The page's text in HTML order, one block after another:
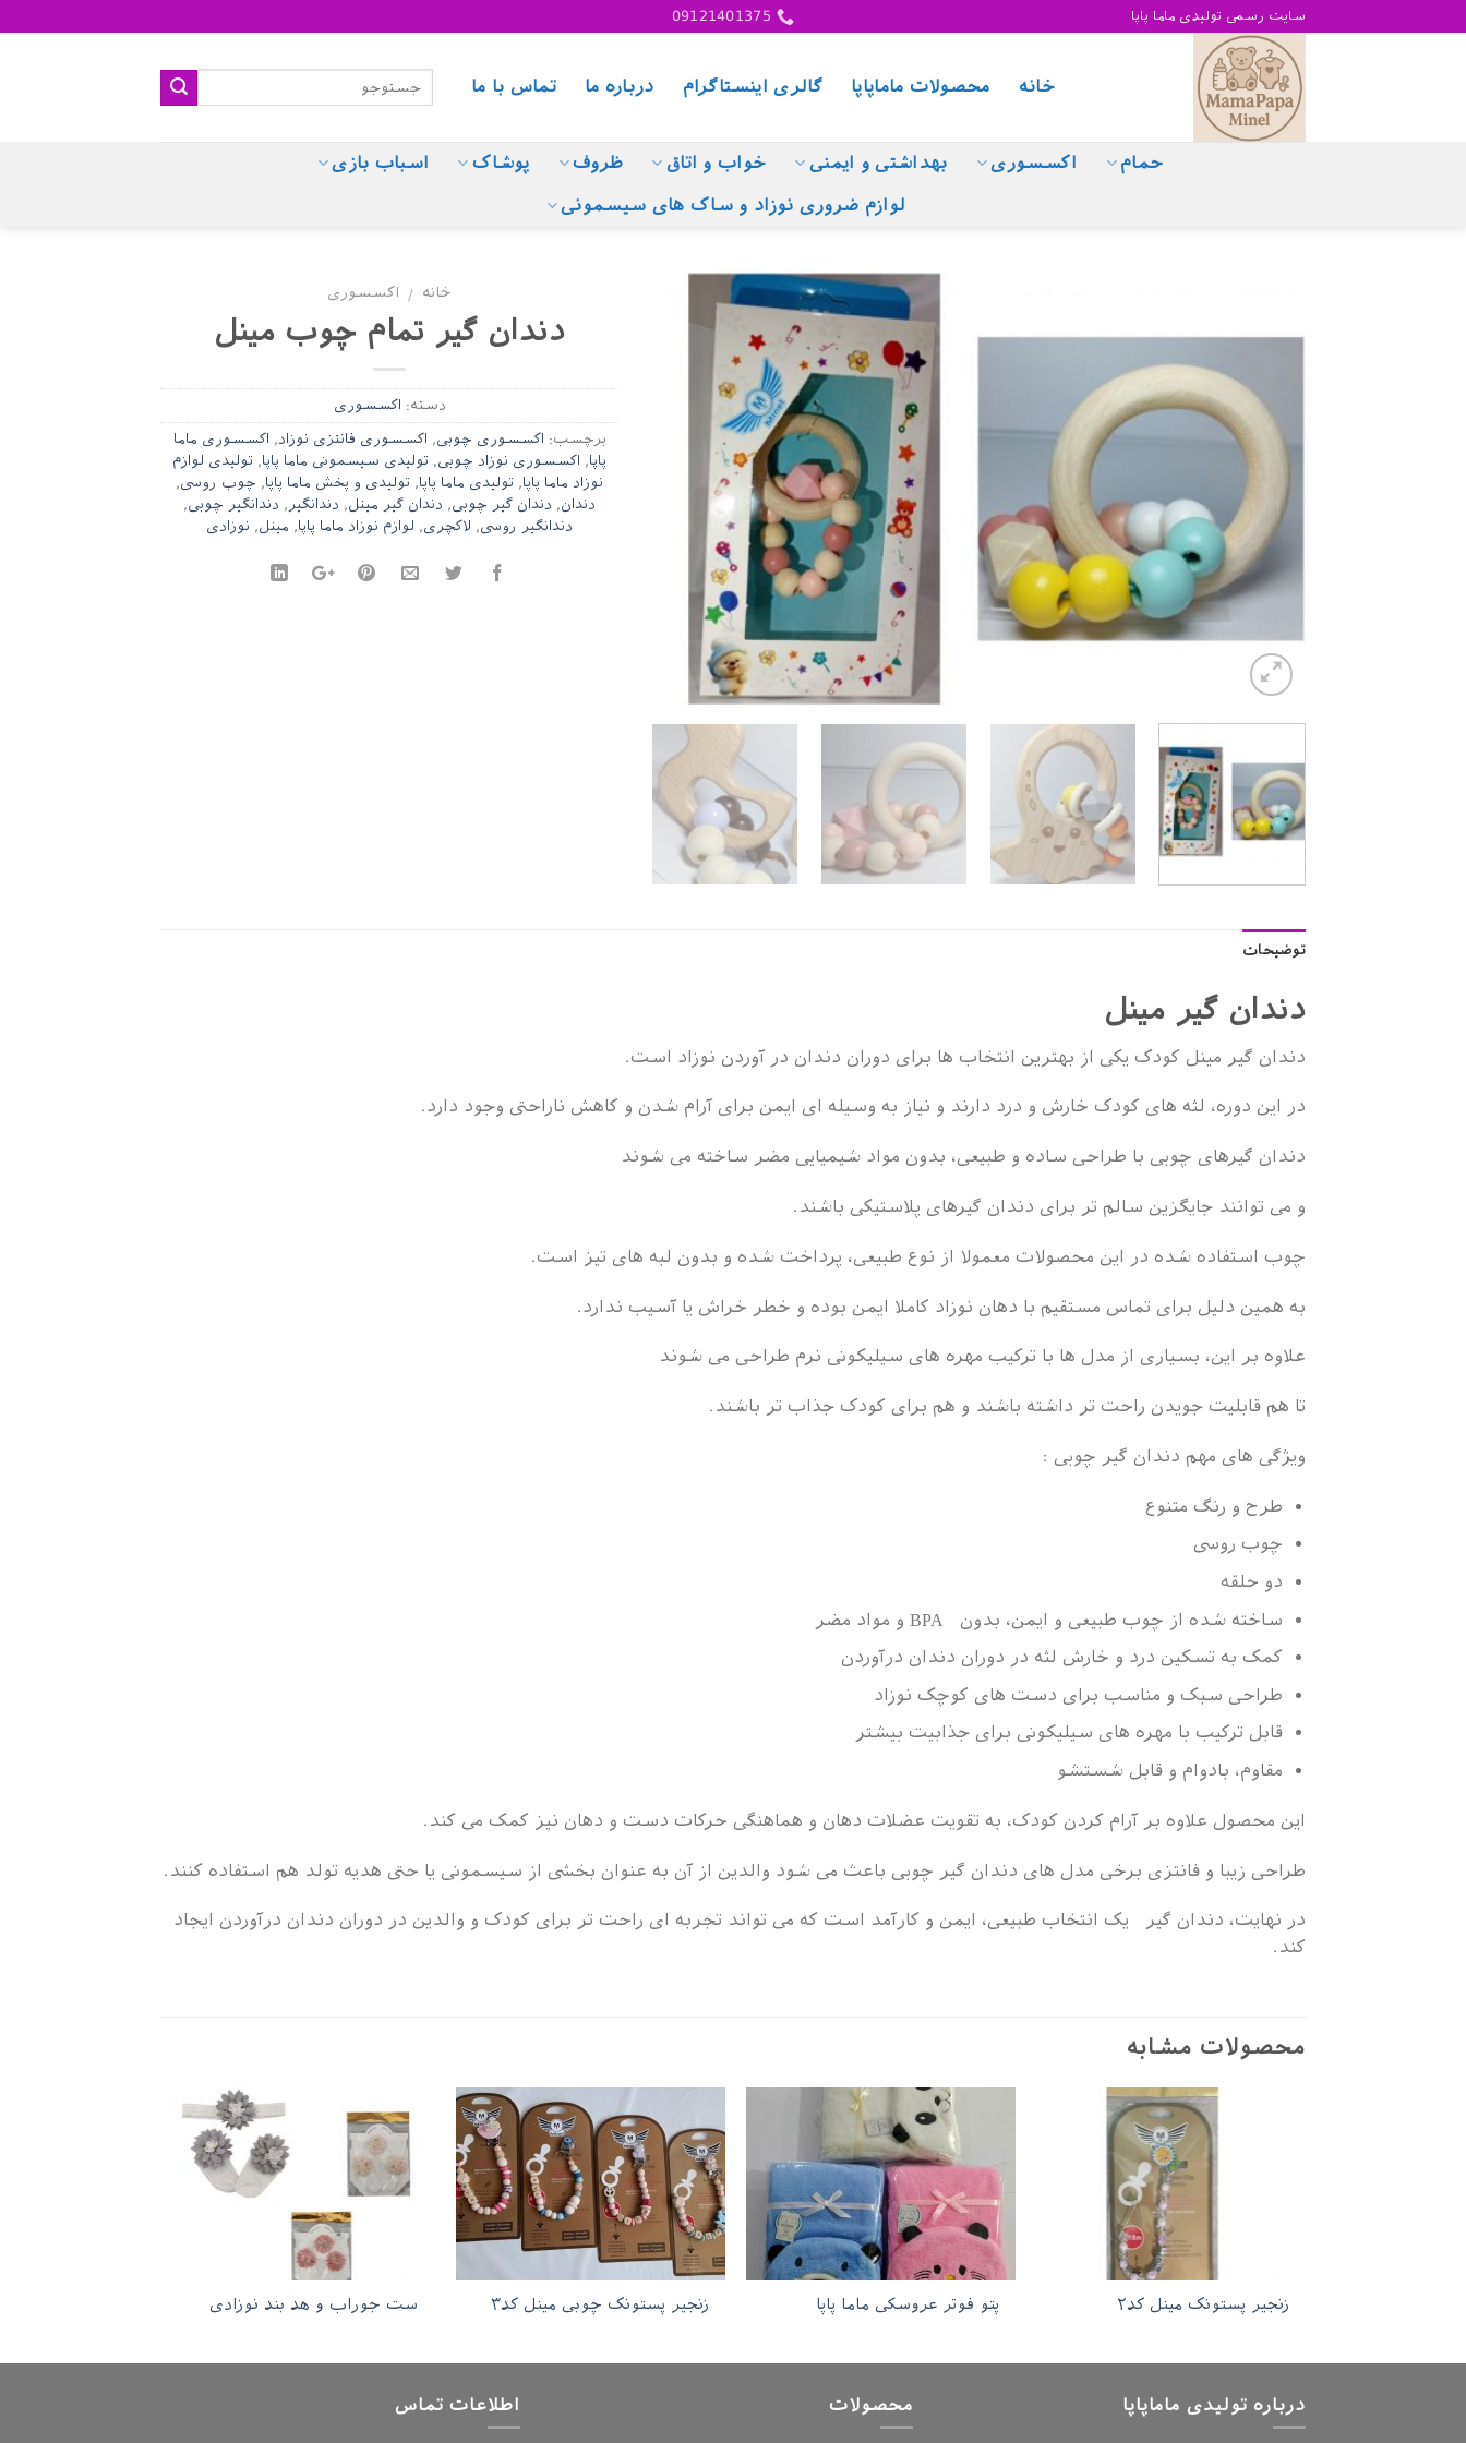
سایت رسمی تولیدی ماما پاپا 09121401375
خانه محصولات ماماپاپا گالری اینستاگرام درباره ما تماس با ما
حمام اکسسوری بهداشتی و ایمنی خواب و اتاق ظروف پوشاک اسباب بازی
لوازم ضروری نوزاد و ساک های سیسمونی
خانه / اکسسوری
دندان گیر تمام چوب مینل
دسته: اکسسوری
برچسب: اکسسوری چوبی, اکسسوری فانتزی نوزاد, اکسسوری ماما
پاپا, اکسسوری نوزاد چوبی, تولیدی سیسمونی ماما پاپا, تولیدی لوازم
نوزاد ماما پاپا, تولیدی ماما پاپا, تولیدی و پخش ماما پاپا, چوب روسی,
دندان, دندان گیر چوبی, دندان گیر مینل, دندانگیر , دندانگیر چوبی,
دندانگیر روسی, لاکچری, لوازم نوزاد ماما پاپا, مینل, نوزادی
توضیحات
دندان گیر مینل
دندان گیر مینل کودک یکی از بهترین انتخاب ها برای دوران دندان در آوردن نوزاد است.
در این دوره، لثه های کودک خارش و درد دارند و نیاز به وسیله ای ایمن برای آرام شدن و کاهش ناراحتی وجود دارد.
دندان گیرهای چوبی با طراحی ساده و طبیعی، بدون مواد شیمیایی مضر ساخته می شوند
و می توانند جایگزین سالم تر برای دندان گیرهای پلاستیکی باشند.
چوب استفاده شده در این محصولات معمولا از نوع طبیعی، پرداخت شده و بدون لبه های تیز است.
به همین دلیل برای تماس مستقیم با دهان نوزاد کاملا ایمن بوده و خطر خراش یا آسیب ندارد.
علاوه بر این، بسیاری از مدل ها با ترکیب مهره های سیلیکونی نرم طراحی می شوند
تا هم قابلیت جویدن راحت تر داشته باشند و هم برای کودک جذاب تر باشند.
ویژگی های مهم دندان گیر چوبی :
طرح و رنگ متنوع
چوب روسی
دو حلقه
ساخته شده از چوب طبیعی و ایمن، بدون BPA و مواد مضر
کمک به تسکین درد و خارش لثه در دوران دندان درآوردن
طراحی سبک و مناسب برای دست های کوچک نوزاد
قابل ترکیب با مهره های سیلیکونی برای جذابیت بیشتر
مقاوم، بادوام و قابل شستشو
این محصول علاوه بر آرام کردن کودک، به تقویت عضلات دهان و هماهنگی حرکات دست و دهان نیز کمک می کند.
طراحی زیبا و فانتزی برخی مدل های دندان گیر چوبی باعث می شود والدین از آن به عنوان بخشی از سیسمونی یا حتی هدیه تولد هم استفاده کنند.
در نهایت، دندان گیر یک انتخاب طبیعی، ایمن و کارآمد است که می تواند تجربه ای راحت تر برای کودک و والدین در دوران دندان درآوردن ایجاد
کند.
محصولات مشابه
زنجیر پستونک مینل کد۲ پتو فوتر عروسکی ماما پاپا زنجیر پستونک چوبی مینل کد۳ ست جوراب و هد بند نوزادی
درباره تولیدی ماماپاپا محصولات اطلاعات تماس